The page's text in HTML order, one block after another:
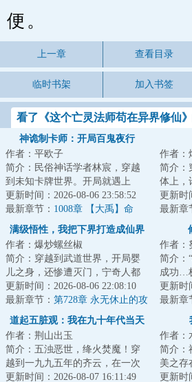
便。
上一章 查看目录
临时书架 加入书签
看了《这个亡灵法师苟在异界修仙
神诡制卡师：开局百鬼夜行
作者：平欧子
简介：民俗神话学者林宸，穿越
到未知卡牌世界。开局就遇上
【百鬼夜行】超凶级副本！危急
关头，林宸借助【...
更新时间：2026-08-06 23:58:52
最新章节： 1008章 【大禹】命
格，如意神铁，再缚妖猿下幽
冥！
作者：
简介：
体上，
对象，
死了。
更新时
最新章
的原本
满级悟性，我把下界打造成仙界
作者：爆炒螺丝椒
简介：穿越到武道世界，开局婴
儿之身，还惨遭灭门，宁奇人都
麻了。好在天赐福缘，身负满级
悟性，一念百悟...
更新时间：2026-08-06 22:08:10
最新章节： 第728章 永无休止的攻
城战
作者：
简介：
成功…
深吸了
值+。
更新时
最新章
道起五脏观：我在九十年代当天
师
作者：荆山出玉
简介：五浊恶世，绛火焚魔！穿
越到一九九五年的齐云，在一次
山村的婚宴上。一则关于“神仙
更新时间：2026-08-07 16:11:49
作者：
简介：
美之存
原本完
更新时